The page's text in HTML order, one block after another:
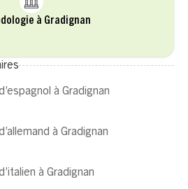
à Gradignan
à Gradignan
à Gradignan
à Gradignan